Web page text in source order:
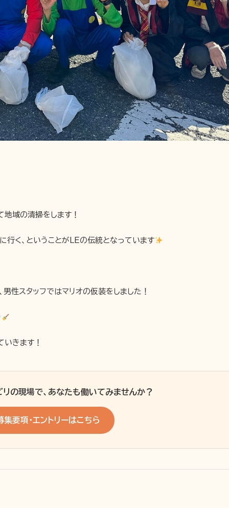
地域の清掃をします！
く、ということがLEの伝統となっています
性スタッフではマリオの仮装をしました！
いきます！
リの現場で、あなたも働いてみませんか？
集要項・エントリーはこちら